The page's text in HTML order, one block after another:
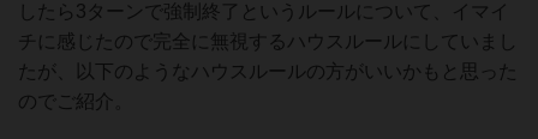
したら3ターンで強制終了というルールについて、イマイ
チに感じたので完全に無視するハウスルールにしていまし
たが、以下のようなハウスルールの方がいいかもと思った
のでご紹介。